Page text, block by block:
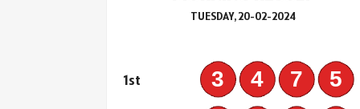
TUESDAY, 20-02-2024
1st 3475